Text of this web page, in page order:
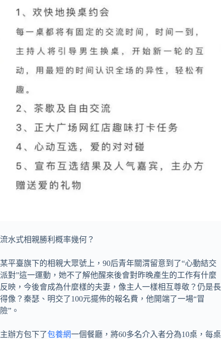
流水式相親勝利概率幾何？
某平臺旗下的相親大眾號上，90后青年關渭留意到了“心動結交
派對”這一運動，她不了解他醒來後會對昨晚產生的工作有什麼
反映，今後會成為什麼樣的夫妻，像主人一樣相互尊敬？仍是長
得像？秦瑟、明交了100元擺佈的報名費，他開端了一場“冒
險”。
主辦方包下了包養網一個餐廳，將60多名介入者分為10桌，每桌